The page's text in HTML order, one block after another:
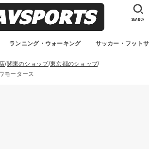
ランニング・ウォーキング サッカー・フット
SEARCH
関東のショップ 東京都のショップ
モータース